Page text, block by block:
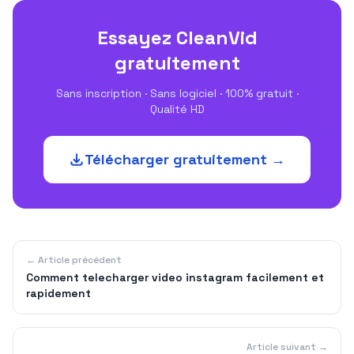
Essayez CleanVid
gratuitement
Sans inscription · Sans logiciel · 100% gratuit ·
Qualité HD
Télécharger gratuitement →
← Article précédent
Comment telecharger video instagram facilement et
rapidement
Article suivant →